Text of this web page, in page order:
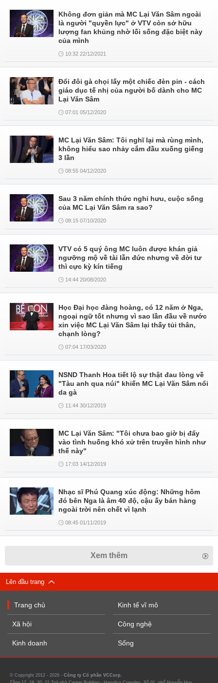
Không đơn giản mà MC Lại Văn Sâm ngoài
là người "quyền lực" ở VTV còn sở hữu
lượng fan khủng nhờ lối sống đặc biệt này
của mình
10:32 22/12/2021
Đổi đôi gà chọi lấy một chiếc đèn pin - cách
giáo dục tế nhị của người bố dành cho MC
Lại Văn Sâm
07:01 05/12/2020
MC Lại Văn Sâm: Tôi nghĩ lại mà rùng mình,
không hiểu sao nhảy cắm đầu xuống giếng
3 lần
08:55 04/12/2020
Sau 3 năm chính thức nghỉ hưu, cuộc sống
của MC Lại Văn Sâm ra sao?
08:15 07/10/2020
VTV có 5 quý ông MC luôn được khán giả
ngưỡng mộ về tài lẫn đức nhưng về đời tư
thì cực kỳ kín tiếng
14:44 20/08/2020
Học Đại học đàng hoàng, có 12 năm ở Nga,
ngoại ngữ tốt nhưng vì sao lần đầu về nước
xin việc MC Lại Văn Sâm lại thấy tủi thân,
chạnh lòng?
07:04 17/03/2020
NSND Thanh Hoa tiết lộ sự thật đau lòng về
"Tàu anh qua núi" khiến MC Lại Văn Sâm nổi
da gà
11:44 30/12/2019
MC Lại Văn Sâm: "Tôi chưa bao giờ bị đẩy
vào tình huống khó xử trên truyền hình như
thế này"
17:03 14/12/2019
Nhạc sĩ Phú Quang xúc động: Những hôm
đó bên Nga là âm 40 độ, cậu ấy bán hàng
ngoài trời nên chết vì lạnh
08:45 01/11/2019
Xem thêm
Lên đầu trang
Trang chủ
Xã hội
Kinh doanh
Kinh tế vĩ mô
Công nghệ
Sống
© Copyright 2012 - 2026 - Công ty Cổ phần VCCorp.